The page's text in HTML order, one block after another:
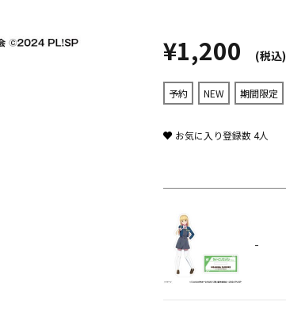
¥1,200 (税込)
予約 NEW 期間限定
お気に入り登録数4人
-